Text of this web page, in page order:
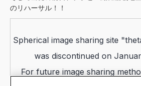
のリハーサル！！